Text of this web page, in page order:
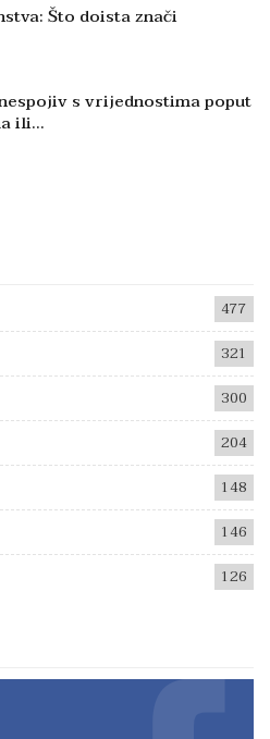
Što doista znači
s vrijednostima poput
ili…
477
321
300
204
148
146
126